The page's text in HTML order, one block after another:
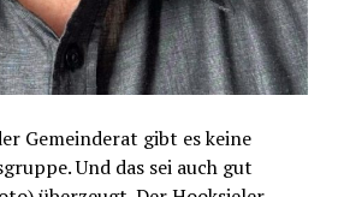
Gemeinderat gibt es keine
Und das sei auch gut